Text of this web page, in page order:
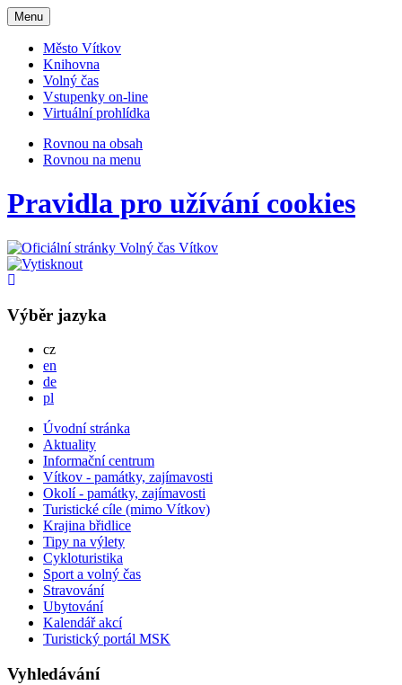
Otevřit
navigaci
Menu
Město Vítkov
Knihovna
Volný čas
Vstupenky on-line
Virtuální prohlídka
Rovnou na obsah
Rovnou na menu
Pravidla pro užívání cookies
Výběr jazyka
czČesky
en
deDeutsch
pl
Úvodní stránka
Aktuality
Informační centrum
Vítkov - památky, zajímavosti
Okolí - památky, zajímavosti
Turistické cíle (mimo Vítkov)
Krajina břidlice
Tipy na výlety
Cykloturistika
Sport a volný čas
Stravování
Ubytování
Kalendář akcí
Turistický portál MSK
Vyhledávání